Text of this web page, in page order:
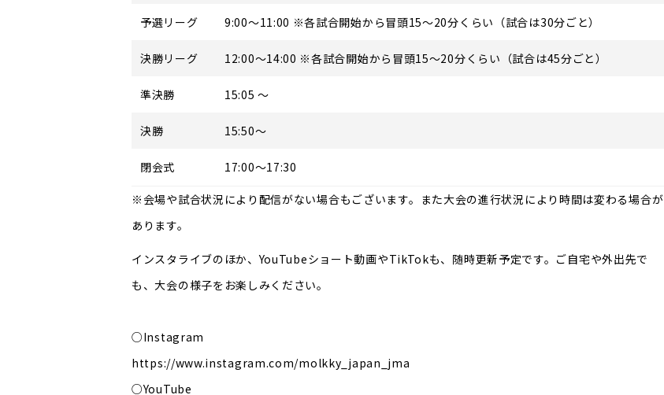
予選リーグ 9:00～11:00 ※各試合開始から冒頭15～20分くらい（試合は30分ごと）
決勝リーグ 12:00～14:00 ※各試合開始から冒頭15～20分くらい（試合は45分ごと）
準決勝 15:05 ～
決勝 15:50～
閉会式 17:00～17:30
※会場や試合状況により配信がない場合もございます。また大会の進行状況により時間は変わる場合が
あります。
インスタライブのほか、YouTubeショート動画やTikTokも、随時更新予定です。ご自宅や外出先で
も、大会の様子をお楽しみください。
○Instagram
https://www.instagram.com/molkky_japan_jma
○YouTube